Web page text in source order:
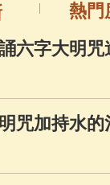
童子五十三
熱門
六字大明咒
咒加持水的